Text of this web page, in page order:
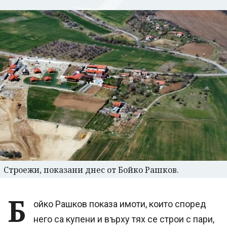
Строежи, показани днес от Бойко Рашков.
Б
ойко Рашков показа имоти, които според
него са купени и върху тях се строи с пари,